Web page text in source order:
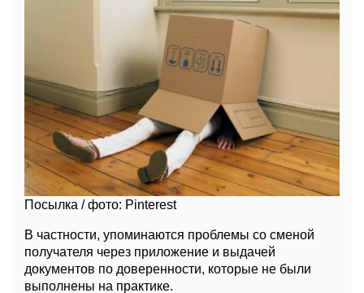
Посылка / фото: Pinterest
В частности, упоминаются проблемы со сменой
получателя через приложение и выдачей
документов по доверенности, которые не были
выполнены на практике.